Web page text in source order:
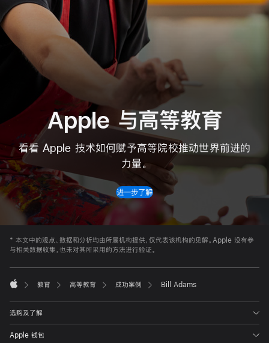
Apple 与⾼等教育
看看 Apple 技术如何赋予高等院校推动世界前进的
力量。
进一步了解
Footer
* 本文中的观点、数据和分析均由所属机构提供，仅代表该机构的见解。Apple 没有参
与相关数据收集，也未对其所采用的方法进行验证。

教育 高等教育 成功案例 Bill Adams
选购及了解
Apple 钱包